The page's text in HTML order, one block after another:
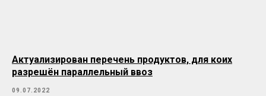
Актуализирован перечень продуктов, для коих
разрешён параллельный ввоз
09.07.2022